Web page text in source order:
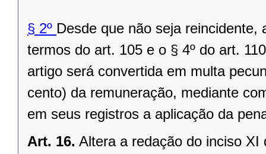
§ 2º Desde que não seja
termos do art. 105 e o § 4º do art.
artigo será convertida em multa
cento) da remuneração, mediante
em seus registros a aplicação da
Art. 16. Altera a redação do inciso XI